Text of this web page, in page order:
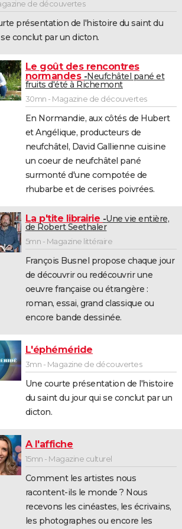
de découvertes
présentation de l'histoire du saint du
conclut par un dicton.
Le goût des rencontres
normandes Neufchâtel pané et
fruits d'été à Richemont
30mn - Magazine de découvertes
En Normandie, aux côtés de Hubert
et Angélique, producteurs de
neufchâtel, David Gallienne cuisine
un coeur de neufchâtel pané
surmonté d'une compotée de
rhubarbe et de cerises poivrées.
La p'tite librairie Une vie entière,
de Robert Seethaler
5mn - Magazine littéraire
François Busnel propose chaque jour
de découvrir ou redécouvrir une
oeuvre française ou étrangère :
roman, essai, grand classique ou
encore bande dessinée.
L'éphéméride
3mn - Magazine de découvertes
Une courte présentation de l'histoire
du saint du jour qui se conclut par un
dicton.
A l'affiche
15mn - Magazine culturel
Comment les artistes nous
racontent-ils le monde ? Nous
recevons les cinéastes, les écrivains,
les photographes ou encore les